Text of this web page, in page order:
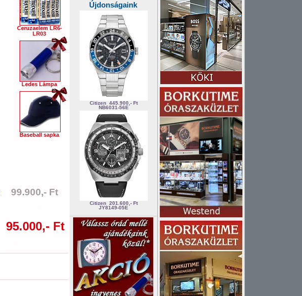
Ceruzaelem LR6-
LR03
Ledes Lámpa
Baseball sapka
99.900,- Ft
95.000,- Ft
Újdonságaink
Citizen 445.900,- Ft
NB6031-56E
Citizen 201.600,- Ft
JY8149-05E